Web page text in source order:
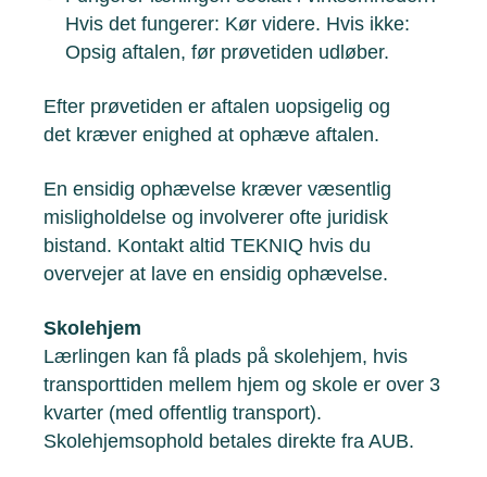
Hvis det fungerer: Kør videre. Hvis ikke:
Opsig aftalen, før prøvetiden udløber.
Efter prøvetiden er aftalen uopsigelig og
det kræver enighed at ophæve aftalen.
En ensidig ophævelse kræver væsentlig
misligholdelse og involverer ofte juridisk
bistand. Kontakt altid TEKNIQ hvis du
overvejer at lave en ensidig ophævelse.
Skolehjem
Lærlingen kan få plads på skolehjem, hvis
transporttiden mellem hjem og skole er over 3
kvarter (med offentlig transport).
Skolehjemsophold betales direkte fra AUB.